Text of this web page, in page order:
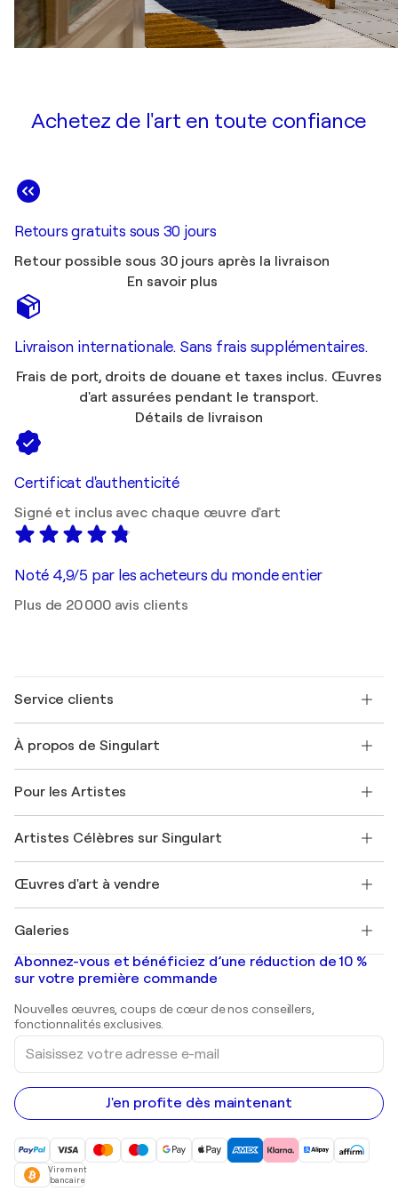
Achetez de l'art en toute confiance
Retours gratuits sous 30 jours
Retour possible sous 30 jours après la livraison
En savoir plus
Livraison internationale. Sans frais supplémentaires.
Frais de port, droits de douane et taxes inclus. Œuvres
d'art assurées pendant le transport.
Détails de livraison
Certificat d'authenticité
Signé et inclus avec chaque œuvre d'art
Noté 4,9/5 par les acheteurs du monde entier
Plus de 20 000 avis clients
Service clients
Expédition
Offrir une carte cadeau
Rejoignez notre programme commercial
Mon compte
+33 1 76 44 06 42
À propos de Singulart
FAQ
Magazine Singulart
Emplois
Découvrez une sélection d'art original
Pour les Artistes
Se connecter en tant qu'Artiste
Artistes Célèbres sur Singulart
Marc Chagall
Banksy
Mr. Brainwash
Shepard Fairey
Œuvres d'art à vendre
Tableaux abstraits à vendre
Peintures de paysage
Estampes
Peintures acryliques
Galeries
Galeries d'art en France
Galeries d'art en Belgique
Abonnez-vous et bénéficiez d’une réduction de 10 %
sur votre première commande
Nouvelles œuvres, coups de cœur de nos conseillers,
fonctionnalités exclusives.
Saisissez
votre
adresse
e-
mail
J'en profite dès maintenant
Virement
bancaire